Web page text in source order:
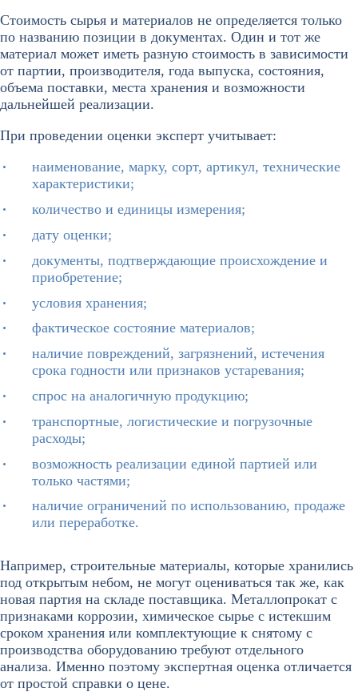
Стоимость сырья и материалов не определяется только
по названию позиции в документах. Один и тот же
материал может иметь разную стоимость в зависимости
от партии, производителя, года выпуска, состояния,
объема поставки, места хранения и возможности
дальнейшей реализации.
При проведении оценки эксперт учитывает:
наименование, марку, сорт, артикул, технические
характеристики;
количество и единицы измерения;
дату оценки;
документы, подтверждающие происхождение и
приобретение;
условия хранения;
фактическое состояние материалов;
наличие повреждений, загрязнений, истечения
срока годности или признаков устаревания;
спрос на аналогичную продукцию;
транспортные, логистические и погрузочные
расходы;
возможность реализации единой партией или
только частями;
наличие ограничений по использованию, продаже
или переработке.
Например, строительные материалы, которые хранились
под открытым небом, не могут оцениваться так же, как
новая партия на складе поставщика. Металлопрокат с
признаками коррозии, химическое сырье с истекшим
сроком хранения или комплектующие к снятому с
производства оборудованию требуют отдельного
анализа. Именно поэтому экспертная оценка отличается
от простой справки о цене.